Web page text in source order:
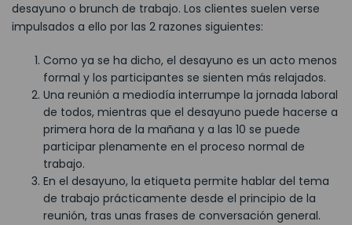
desayuno o brunch de trabajo. Los clientes suelen verse
impulsados a ello por las 2 razones siguientes:
Como ya se ha dicho, el desayuno es un acto menos
formal y los participantes se sienten más relajados.
Una reunión a mediodía interrumpe la jornada laboral
de todos, mientras que el desayuno puede hacerse a
primera hora de la mañana y a las 10 se puede
participar plenamente en el proceso normal de
trabajo.
En el desayuno, la etiqueta permite hablar del tema
de trabajo prácticamente desde el principio de la
reunión, tras unas frases de conversación general.